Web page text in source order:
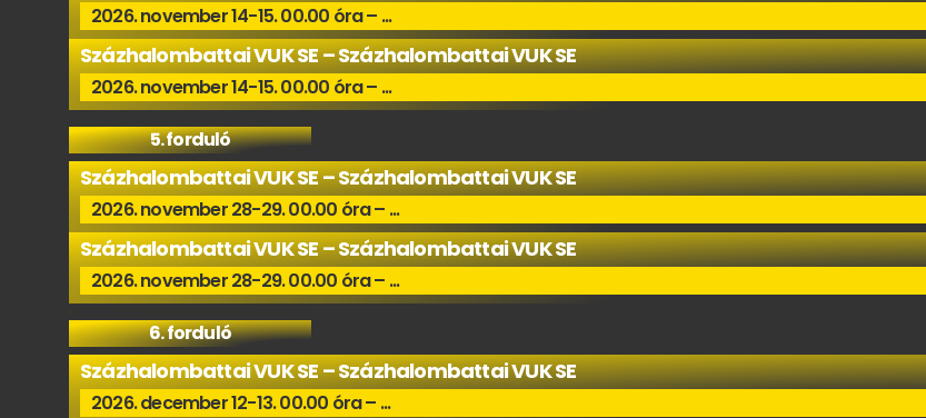
2026. november 14-15. 00.00 óra – ...
Százhalombattai VUK SE – Százhalombattai VUK SE
2026. november 14-15. 00.00 óra – ...
5. forduló
Százhalombattai VUK SE – Százhalombattai VUK SE
2026. november 28-29. 00.00 óra – ...
Százhalombattai VUK SE – Százhalombattai VUK SE
2026. november 28-29. 00.00 óra – ...
6. forduló
Százhalombattai VUK SE – Százhalombattai VUK SE
2026. december 12-13. 00.00 óra – ...